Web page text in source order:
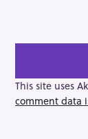
a
o
n
This site uses
comment data